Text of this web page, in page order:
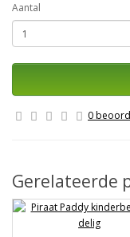
Aantal
0
Gerelateerde